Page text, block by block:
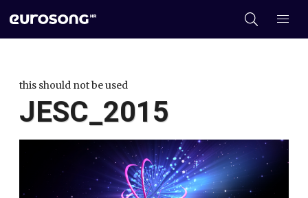
this should not be used
JESC_2015